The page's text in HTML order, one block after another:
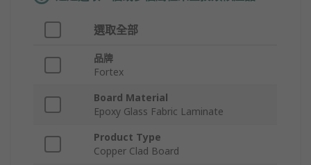
選取全部
品牌
Fortex
Board Material
Epoxy Glass Fabric Laminate
Product Type
Copper Clad Board